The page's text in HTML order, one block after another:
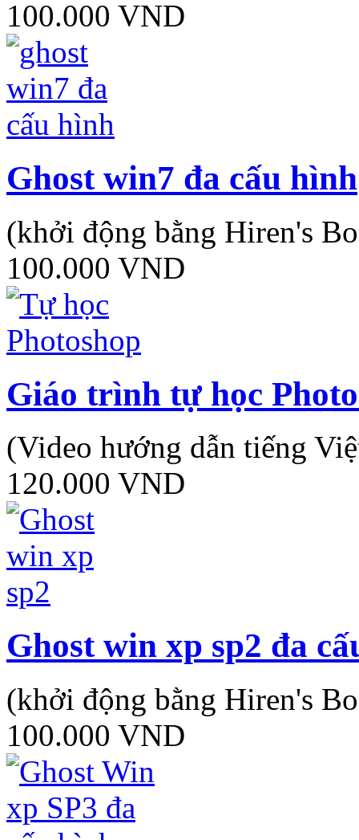
100.000 VND
Ghost win7 đa cấu hình
(khởi động bằng Hiren's
100.000 VND
Giáo trình tự học
(Video hướng dẫn tiếng
120.000 VND
Ghost win xp sp2 đa
(khởi động bằng Hiren's
100.000 VND